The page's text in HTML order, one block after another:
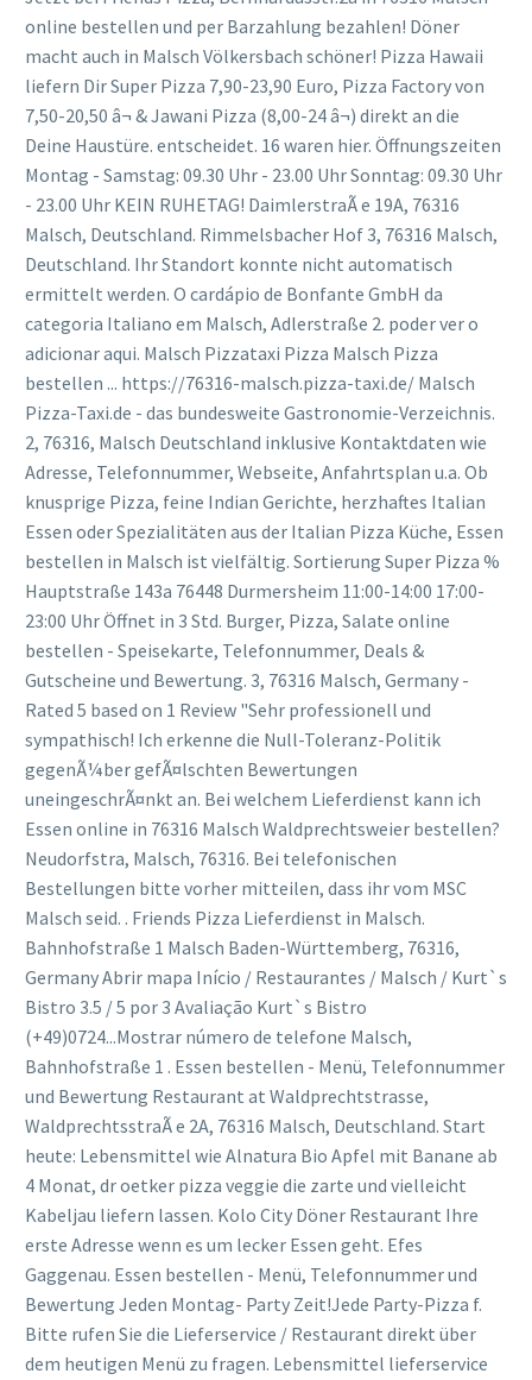
online bestellen und per Barzahlung bezahlen! Döner
macht auch in Malsch Völkersbach schöner! Pizza Hawaii
liefern Dir Super Pizza 7,90-23,90 Euro, Pizza Factory von
7,50-20,50 â¬ & Jawani Pizza (8,00-24 â¬) direkt an die
Deine Haustüre. entscheidet. 16 waren hier. Öffnungszeiten
Montag - Samstag: 09.30 Uhr - 23.00 Uhr Sonntag: 09.30 Uhr
- 23.00 Uhr KEIN RUHETAG! DaimlerstraÃ e 19A, 76316
Malsch, Deutschland. Rimmelsbacher Hof 3, 76316 Malsch,
Deutschland. Ihr Standort konnte nicht automatisch
ermittelt werden. O cardápio de Bonfante GmbH da
categoria Italiano em Malsch, Adlerstraße 2. poder ver o
adicionar aqui. Malsch Pizzataxi Pizza Malsch Pizza
bestellen ... https://76316-malsch.pizza-taxi.de/ Malsch
Pizza-Taxi.de - das bundesweite Gastronomie-Verzeichnis.
2, 76316, Malsch Deutschland inklusive Kontaktdaten wie
Adresse, Telefonnummer, Webseite, Anfahrtsplan u.a. Ob
knusprige Pizza, feine Indian Gerichte, herzhaftes Italian
Essen oder Spezialitäten aus der Italian Pizza Küche, Essen
bestellen in Malsch ist vielfältig. Sortierung Super Pizza %
Hauptstraße 143a 76448 Durmersheim 11:00-14:00 17:00-
23:00 Uhr Öffnet in 3 Std. Burger, Pizza, Salate online
bestellen - Speisekarte, Telefonnummer, Deals &
Gutscheine und Bewertung. 3, 76316 Malsch, Germany -
Rated 5 based on 1 Review "Sehr professionell und
sympathisch! Ich erkenne die Null-Toleranz-Politik
gegenÃ¼ber gefÃ¤lschten Bewertungen
uneingeschrÃ¤nkt an. Bei welchem Lieferdienst kann ich
Essen online in 76316 Malsch Waldprechtsweier bestellen?
Neudorfstra, Malsch, 76316. Bei telefonischen
Bestellungen bitte vorher mitteilen, dass ihr vom MSC
Malsch seid. . Friends Pizza Lieferdienst in Malsch.
Bahnhofstraße 1 Malsch Baden-Württemberg, 76316,
Germany Abrir mapa Início / Restaurantes / Malsch / Kurt`s
Bistro 3.5 / 5 por 3 Avaliação Kurt`s Bistro
(+49)0724...Mostrar número de telefone Malsch,
Bahnhofstraße 1 . Essen bestellen - Menü, Telefonnummer
und Bewertung Restaurant at Waldprechtstrasse,
WaldprechtsstraÃ e 2A, 76316 Malsch, Deutschland. Start
heute: Lebensmittel wie Alnatura Bio Apfel mit Banane ab
4 Monat, dr oetker pizza veggie die zarte und vielleicht
Kabeljau liefern lassen. Kolo City Döner Restaurant Ihre
erste Adresse wenn es um lecker Essen geht. Efes
Gaggenau. Essen bestellen - Menü, Telefonnummer und
Bewertung Jeden Montag- Party Zeit!Jede Party-Pizza f.
Bitte rufen Sie die Lieferservice / Restaurant direkt über
dem heutigen Menü zu fragen. Lebensmittel lieferservice